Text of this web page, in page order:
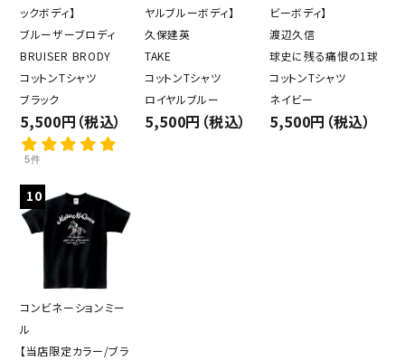
検索する
ックボディ】
ブルーザーブロディ
BRUISER BRODY
コットンTシャツ
ブラック
5,500円（税込）
5件
ヤルブルーボディ】
久保建英
TAKE
コットンTシャツ
ロイヤルブルー
5,500円（税込）
ビーボディ】
渡辺久信
球史に残る痛恨の1球
コットンTシャツ
ネイビー
5,500円（税込）
10
コンビネーションミー
ル
【当店限定カラー/ブラ